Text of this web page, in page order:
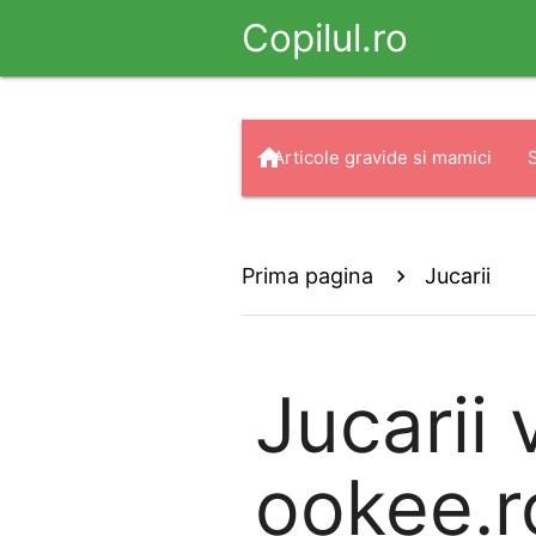
Copilul.ro
homeArticole gravide si mamici
Prima pagina Jucarii
Jucarii